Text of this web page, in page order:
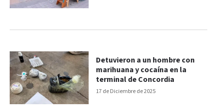
17 de Diciembre de 2025
Detuvieron a un hombre con
marihuana y cocaína en la
terminal de Concordia